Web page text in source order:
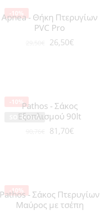
-10%
Apnea - Θήκη Πτερυγίων
PVC Pro
26,50€
-10%
SOLD OUT
Pathos - Σάκος
Εξοπλισμού 90lt
81,70€
-10%
Pathos - Σάκος Πτερυγίων
Μαύρος με τσέπη